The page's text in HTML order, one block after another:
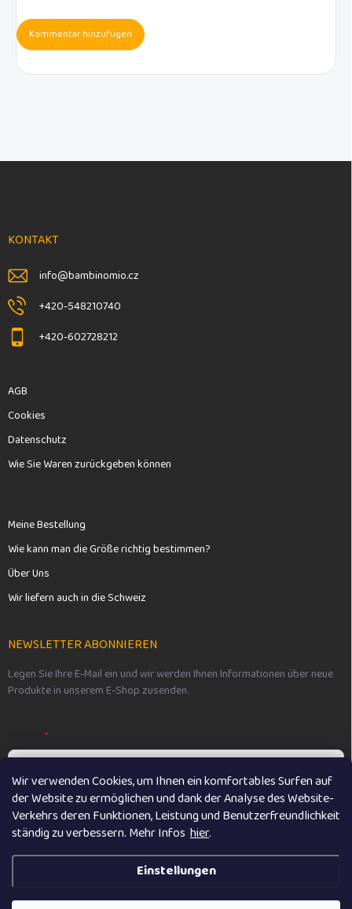
Wir verwenden Cookies, um Ihnen ein komfortables Surfen auf
der Website zu ermöglichen und dank der Analyse des Website-
Verkehrs deren Funktionen, Leistung und Benutzerfreundlichkeit
ständig zu verbessern. Mehr Infos hier.
Einstellungen
Kommentar hinzufügen
F
e
KONTAKT
info@bambinomio.cz
+420-548210740
+420-602728212
AGB
Cookies
Datenschutz
Wie Sie Waren zurückgeben können
Meine Bestellung
Wie kann man die Größe richtig bestimmen?
Über Uns
Wir liefern auch in die Schweiz
NEWSLETTER ABONNIEREN
Legen Sie Ihre E-Mail ein und wir werden Ihnen Informationen über neue
Produkte in unserem E-Shop zusenden.
Vložením e-mailu souhlasíte spodmínkami ochrany osobních údajů
Anmelden